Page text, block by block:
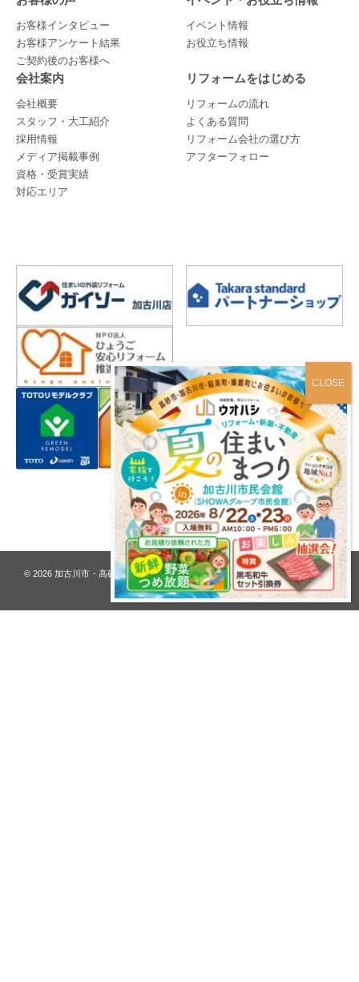
お客様インタビュー
お客様アンケート結果
ご契約後のお客様へ
イベント情報
お役立ち情報
会社案内
会社概要
スタッフ・大工紹介
採用情報
メディア掲載事例
資格・受賞実績
対応エリア
リフォームをはじめる
リフォームの流れ
よくある質問
リフォーム会社の選び方
アフターフォロー
プライバシーポリシー
© 2026 加古川市・高砂市 夢リフォーム ウオハシ – 創業128年の老舗. All rights
reserved.